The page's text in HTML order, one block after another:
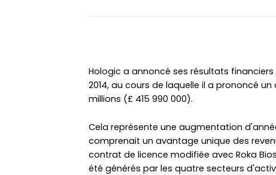
Hologic a annoncé ses résultats
2014, au cours de laquelle il a prononcé
millions (£ 415 990 000).
Cela représente une augmentation
comprenait un avantage unique des
contrat de licence modifiée avec Roka
été générés par les quatre secteurs